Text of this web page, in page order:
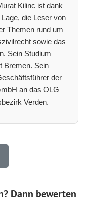
Kilinc ist dank
die Leser von
Themen rund um
sowie das
Sein Studium
Bremen. Sein
der
an das OLG
Verden.
Dann bewerten